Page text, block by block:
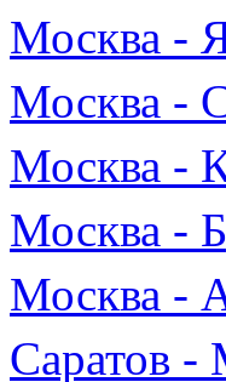
Москва -
Москва -
Москва -
Москва -
Москва -
Саратов -